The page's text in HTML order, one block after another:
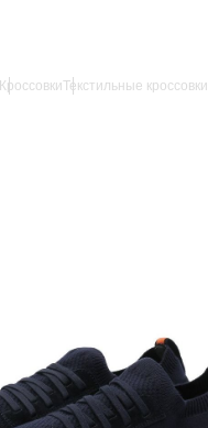
КроссовкиТекстильные кроссовки